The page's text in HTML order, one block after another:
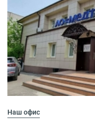
Наш офис